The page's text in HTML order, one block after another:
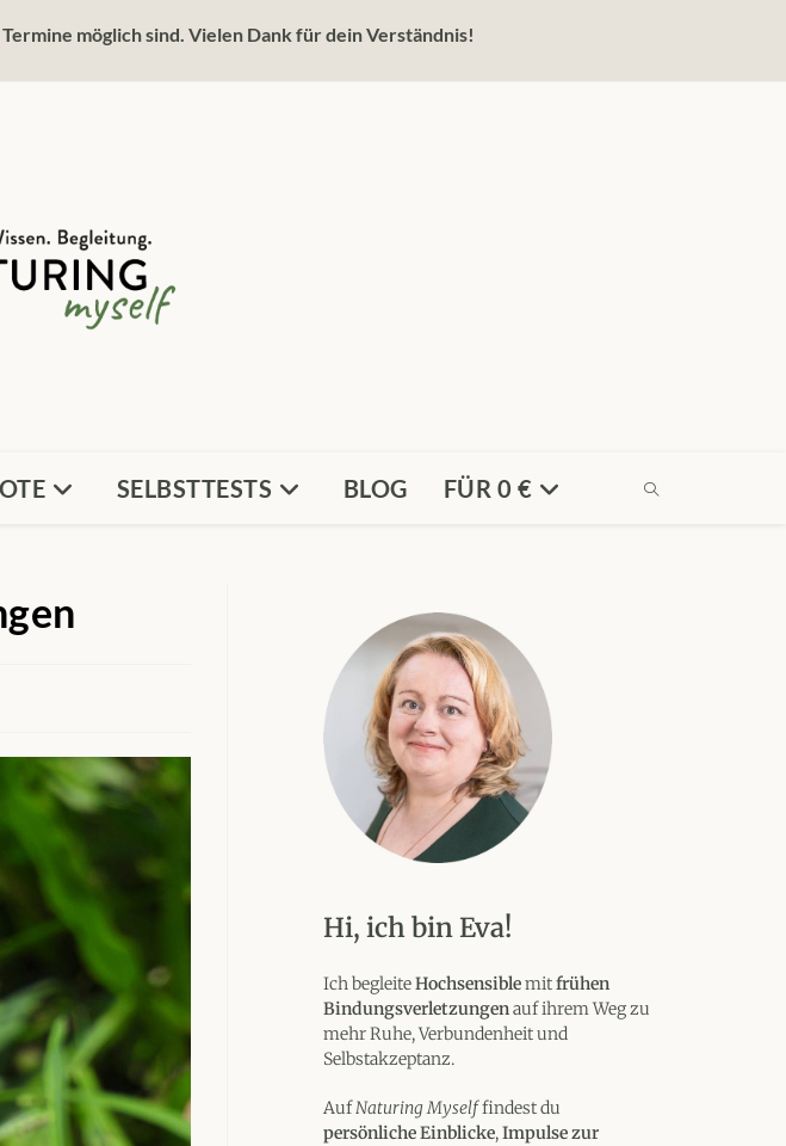
möglich sind. Vielen Dank für dein Verständnis!
SELBSTTESTS BLOG FÜR 0 €
Hi, ich bin Eva!
Ich begleiteHochsensiblemitfrühen
Bindungsverletzungenauf ihrem Weg zu
mehr Ruhe, Verbundenheit und
Selbstakzeptanz.
AufNaturing Myselffindest du
persönliche Einblicke,Impulse zur